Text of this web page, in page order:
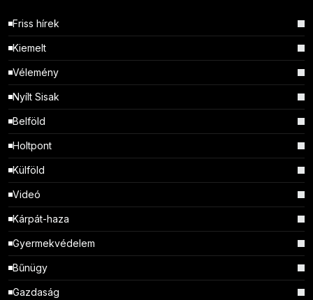
Friss hírek
Kiemelt
Vélemény
Nyílt Sisak
Belföld
Holtpont
Külföld
Videó
Kárpát-haza
Gyermekvédelem
Bűnügy
Gazdaság